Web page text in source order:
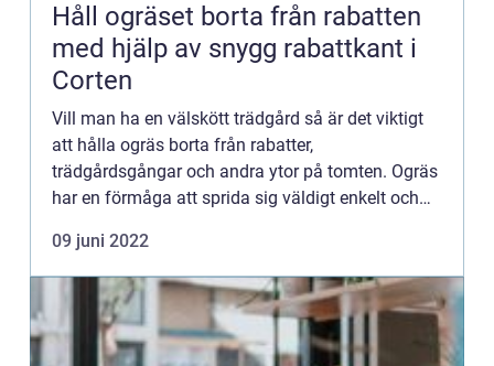
Håll ogräset borta från rabatten
med hjälp av snygg rabattkant i
Corten
Vill man ha en välskött trädgård så är det viktigt
att hålla ogräs borta från rabatter,
trädgårdsgångar och andra ytor på tomten. Ogräs
har en förmåga att sprida sig väldigt enkelt och
både slits...
09 juni 2022